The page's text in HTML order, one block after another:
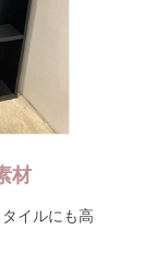
材
イルにも高